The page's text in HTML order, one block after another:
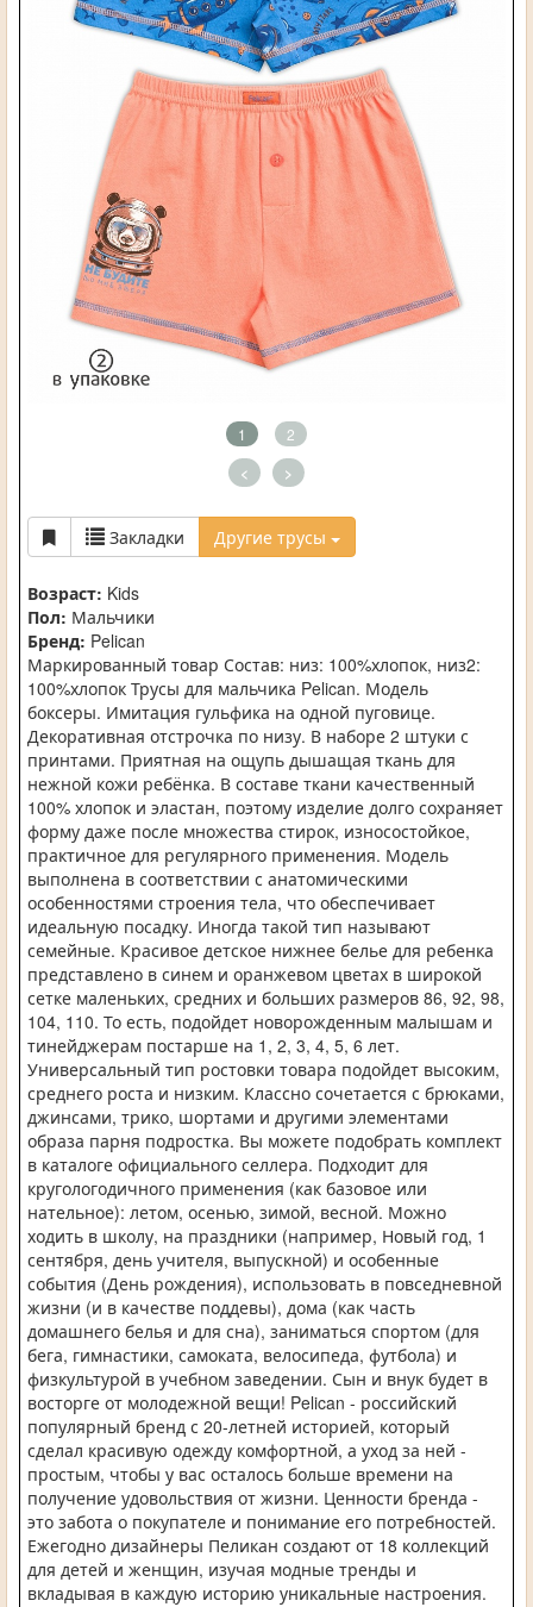
1 2
< >
Закладки Другие трусы
Возраст: Kids
Пол: Мальчики
Бренд: Pelican
Маркированный товар Состав: низ: 100%хлопок, низ2:
100%хлопок Трусы для мальчика Pelican. Модель
боксеры. Имитация гульфика на одной пуговице.
Декоративная отстрочка по низу. В наборе 2 штуки с
принтами. Приятная на ощупь дышащая ткань для
нежной кожи ребёнка. В составе ткани качественный
100% хлопок и эластан, поэтому изделие долго сохраняет
форму даже после множества стирок, износостойкое,
практичное для регулярного применения. Модель
выполнена в соответствии с анатомическими
особенностями строения тела, что обеспечивает
идеальную посадку. Иногда такой тип называют
семейные. Красивое детское нижнее белье для ребенка
представлено в синем и оранжевом цветах в широкой
сетке маленьких, средних и больших размеров 86, 92, 98,
104, 110. То есть, подойдет новорожденным малышам и
тинейджерам постарше на 1, 2, 3, 4, 5, 6 лет.
Универсальный тип ростовки товара подойдет высоким,
среднего роста и низким. Классно сочетается с брюками,
джинсами, трико, шортами и другими элементами
образа парня подростка. Вы можете подобрать комплект
в каталоге официального селлера. Подходит для
кругологодичного применения (как базовое или
нательное): летом, осенью, зимой, весной. Можно
ходить в школу, на праздники (например, Новый год, 1
сентября, день учителя, выпускной) и особенные
события (День рождения), использовать в повседневной
жизни (и в качестве поддевы), дома (как часть
домашнего белья и для сна), заниматься спортом (для
бега, гимнастики, самоката, велосипеда, футбола) и
физкультурой в учебном заведении. Сын и внук будет в
восторге от молодежной вещи! Pelican - российский
популярный бренд с 20-летней историей, который
сделал красивую одежду комфортной, а уход за ней -
простым, чтобы у вас осталось больше времени на
получение удовольствия от жизни. Ценности бренда -
это забота о покупателе и понимание его потребностей.
Ежегодно дизайнеры Пеликан создают от 18 коллекций
для детей и женщин, изучая модные тренды и
вкладывая в каждую историю уникальные настроения.